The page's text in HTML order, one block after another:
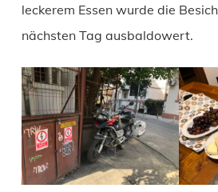
leckerem Essen wurde die
nächsten Tag ausbaldowert.